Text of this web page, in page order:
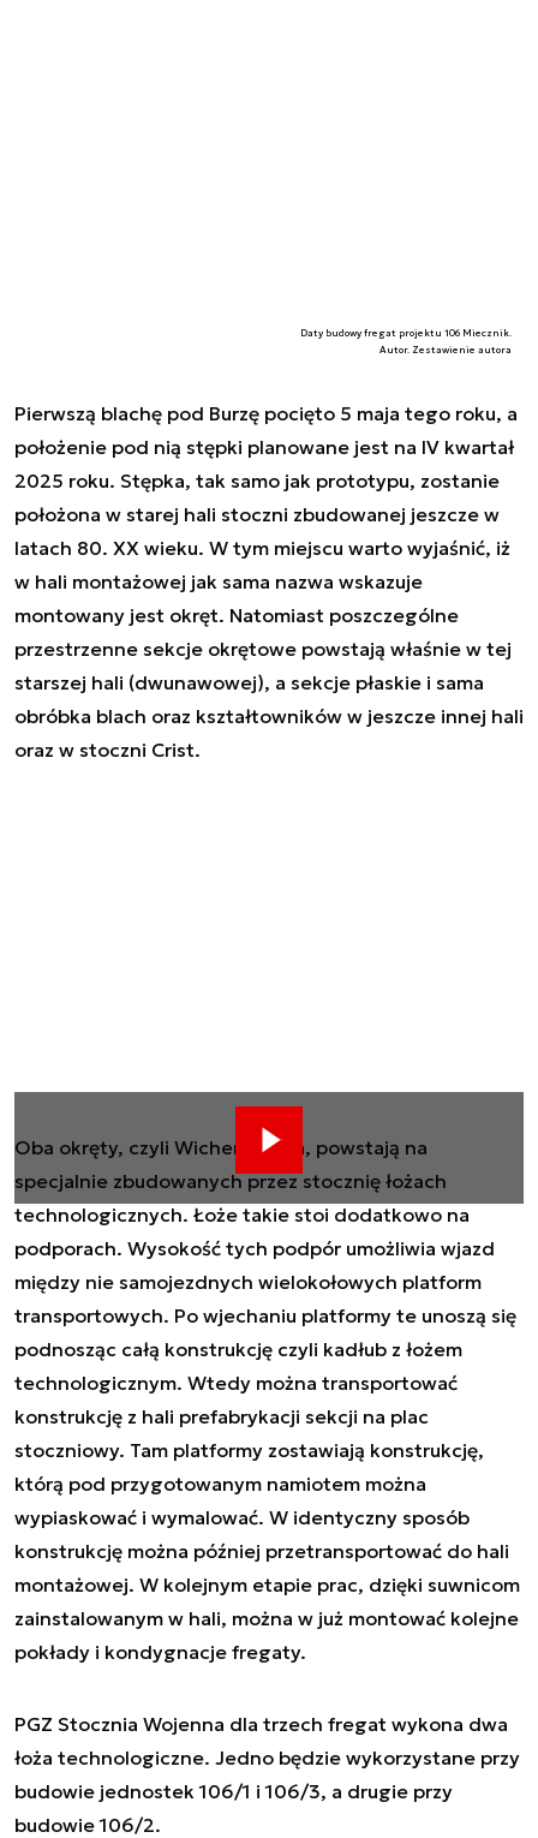
Daty budowy fregat projektu 106 Miecznik.
Autor. Zestawienie autora
Pierwszą blachę pod Burzę pocięto 5 maja tego roku, a
położenie pod nią stępki planowane jest na IV kwartał
2025 roku. Stępka, tak samo jak prototypu, zostanie
położona w starej hali stoczni zbudowanej jeszcze w
latach 80. XX wieku. W tym miejscu warto wyjaśnić, iż
w hali montażowej jak sama nazwa wskazuje
montowany jest okręt. Natomiast poszczególne
przestrzenne sekcje okrętowe powstają właśnie w tej
starszej hali (dwunawowej), a sekcje płaskie i sama
obróbka blach oraz kształtowników w jeszcze innej hali
oraz w stoczni Crist.
Oba okręty, czyli Wicher i Burza, powstają na
specjalnie zbudowanych przez stocznię łożach
technologicznych. Łoże takie stoi dodatkowo na
podporach. Wysokość tych podpór umożliwia wjazd
między nie samojezdnych wielokołowych platform
transportowych. Po wjechaniu platformy te unoszą się
podnosząc całą konstrukcję czyli kadłub z łożem
technologicznym. Wtedy można transportować
konstrukcję z hali prefabrykacji sekcji na plac
stoczniowy. Tam platformy zostawiają konstrukcję,
którą pod przygotowanym namiotem można
wypiaskować i wymalować. W identyczny sposób
konstrukcję można później przetransportować do hali
montażowej. W kolejnym etapie prac, dzięki suwnicom
zainstalowanym w hali, można w już montować kolejne
pokłady i kondygnacje fregaty.
PGZ Stocznia Wojenna dla trzech fregat wykona dwa
łoża technologiczne. Jedno będzie wykorzystane przy
budowie jednostek 106/1 i 106/3, a drugie przy
budowie 106/2.